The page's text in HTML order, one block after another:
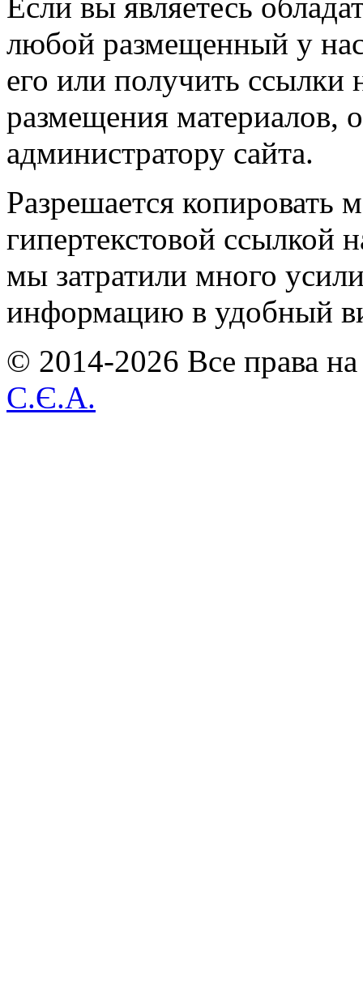
любой размещенный у
его или получить ссылки
размещения материалов,
администратору сайта.
Разрешается копировать
гипертекстовой ссылкой
мы затратили много
информацию в удобный
© 2014-2026 Все права
С.Є.А.